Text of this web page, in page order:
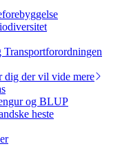
Transportforordningen
dig der vil vide mere
og BLUP
heste